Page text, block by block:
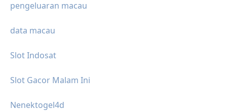
pengeluaran macau
data macau
Slot Indosat
Slot Gacor Malam Ini
Nenektogel4d